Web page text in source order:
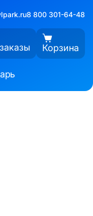
8 800 301-64-48
Корзина